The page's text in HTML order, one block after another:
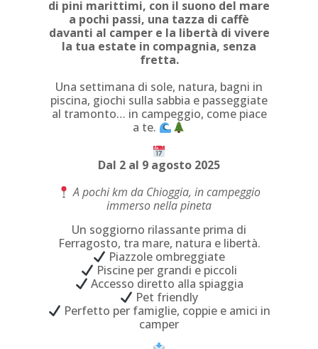
di pini marittimi, con il suono del mare
a pochi passi, una tazza di caffè
davanti al camper e la libertà di vivere
la tua estate in compagnia, senza
fretta.
Una settimana di sole, natura, bagni in
piscina, giochi sulla sabbia e passeggiate
al tramonto… in campeggio, come piace
a te.
Dal 2 al 9 agosto 2025
A pochi km da Chioggia, in campeggio
immerso nella pineta
Un soggiorno rilassante prima di
Ferragosto, tra mare, natura e libertà.
Piazzole ombreggiate
Piscine per grandi e piccoli
Accesso diretto alla spiaggia
Pet friendly
Perfetto per famiglie, coppie e amici in
camper